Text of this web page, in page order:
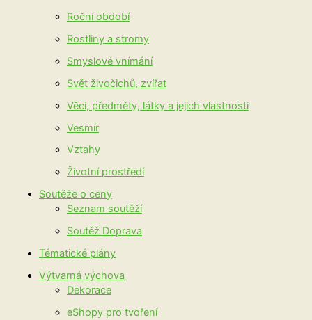
Roční období
Rostliny a stromy
Smyslové vnímání
Svět živočichů, zvířat
Věci, předměty, látky a jejich vlastnosti
Vesmír
Vztahy
Životní prostředí
Soutěže o ceny
Seznam soutěží
Soutěž Doprava
Tématické plány
Výtvarná výchova
Dekorace
eShopy pro tvoření